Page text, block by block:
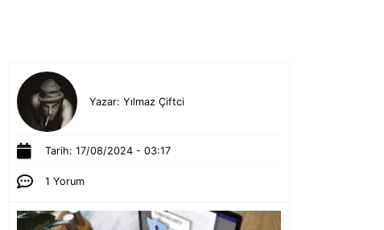
Yazar: Yılmaz Çiftci
Tarih: 17/08/2024 - 03:17
1 Yorum